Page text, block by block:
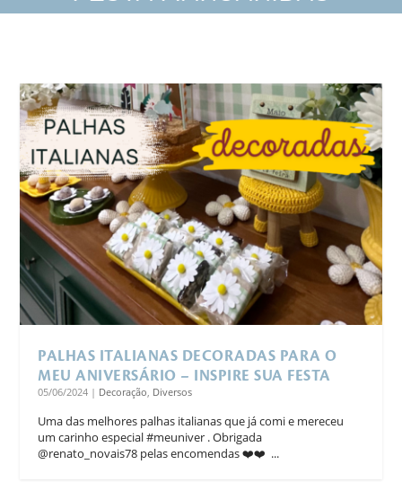
PALHAS ITALIANAS DECORADAS PARA O
MEU ANIVERSÁRIO – INSPIRE SUA FESTA
05/06/2024 | Decoração Diversos
Uma das melhores palhas italianas que já comi e mereceu
um carinho especial #meuniver . Obrigada
@renato_novais78 pelas encomendas ❤️❤️ ...